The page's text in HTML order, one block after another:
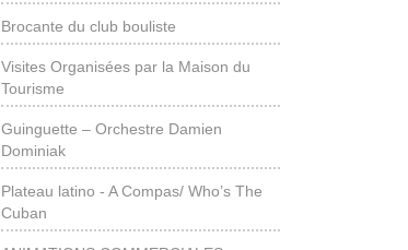
Brocante du club bouliste
Visites Organisées par la Maison du
Tourisme
Guinguette – Orchestre Damien
Dominiak
Plateau latino - A Compas/ Who’s The
Cuban